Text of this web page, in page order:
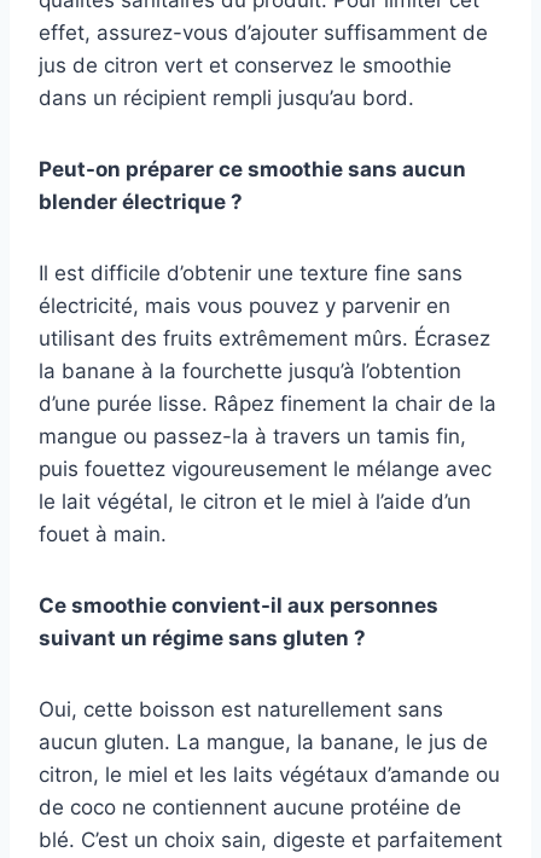
effet, assurez-vous d’ajouter suffisamment de
jus de citron vert et conservez le smoothie
dans un récipient rempli jusqu’au bord.
Peut-on préparer ce smoothie sans aucun
blender électrique ?
Il est difficile d’obtenir une texture fine sans
électricité, mais vous pouvez y parvenir en
utilisant des fruits extrêmement mûrs. Écrasez
la banane à la fourchette jusqu’à l’obtention
d’une purée lisse. Râpez finement la chair de la
mangue ou passez-la à travers un tamis fin,
puis fouettez vigoureusement le mélange avec
le lait végétal, le citron et le miel à l’aide d’un
fouet à main.
Ce smoothie convient-il aux personnes
suivant un régime sans gluten ?
Oui, cette boisson est naturellement sans
aucun gluten. La mangue, la banane, le jus de
citron, le miel et les laits végétaux d’amande ou
de coco ne contiennent aucune protéine de
blé. C’est un choix sain, digeste et parfaitement